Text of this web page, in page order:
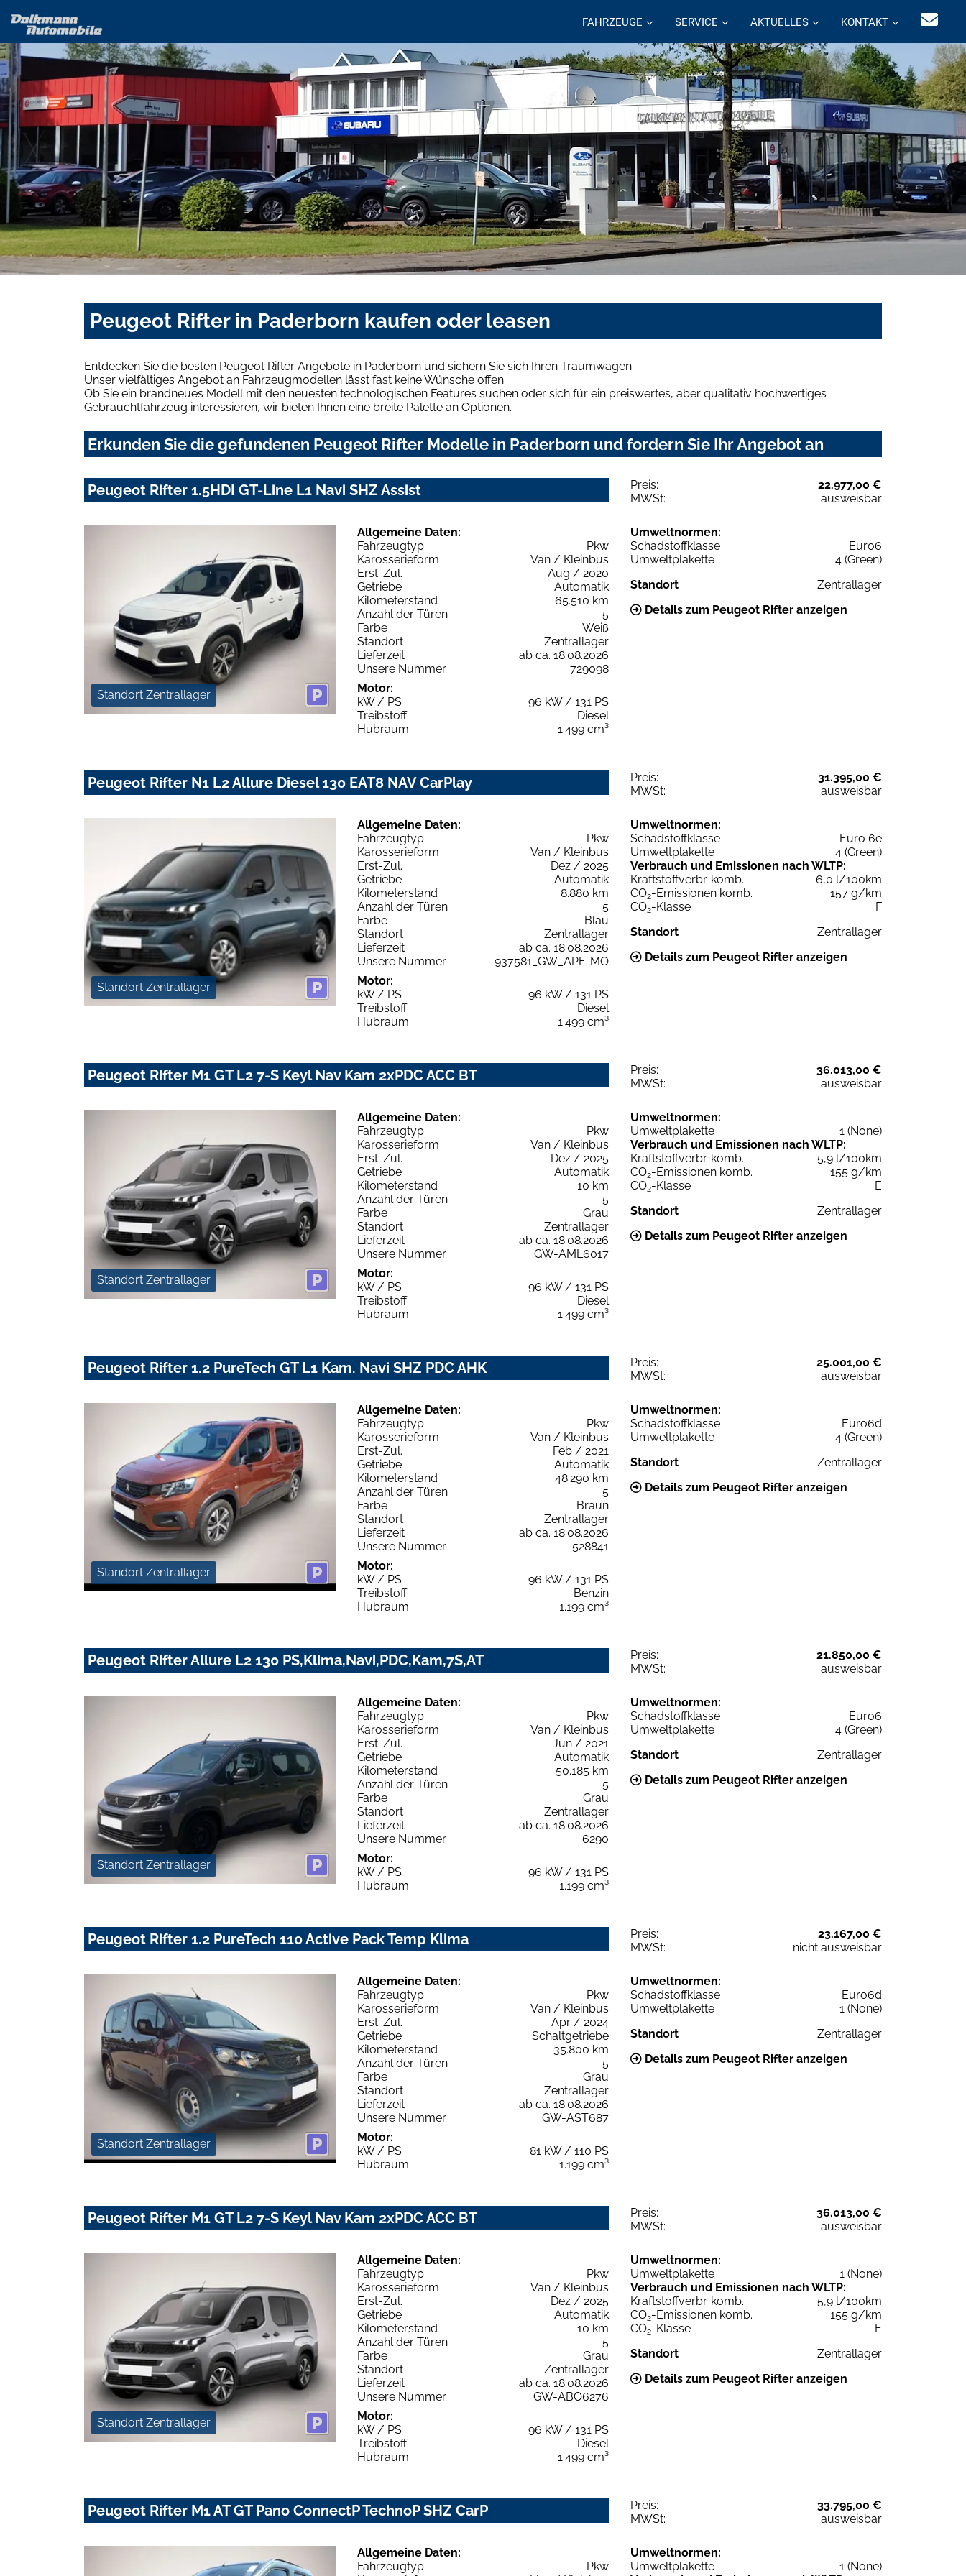
FAHRZEUGE SERVICE AKTUELLES KONTAKT
Peugeot Rifter in Paderborn kaufen oder leasen
Entdecken Sie die besten Peugeot Rifter Angebote in Paderborn und sichern Sie sich Ihren Traumwagen.
Unser vielfältiges Angebot an Fahrzeugmodellen lässt fast keine Wünsche offen.
Ob Sie ein brandneues Modell mit den neuesten technologischen Features suchen oder sich für ein preiswertes, aber qualitativ hochwertiges
Gebrauchtfahrzeug interessieren, wir bieten Ihnen eine breite Palette an Optionen.
Erkunden Sie die gefundenen Peugeot Rifter Modelle in Paderborn und fordern Sie Ihr Angebot an
Peugeot Rifter 1.5HDI GT-Line L1 Navi SHZ Assist Preis:
22.977,00 €
MWSt:
ausweisbar
Standort Zentrallager
Allgemeine Daten:
Fahrzeugtyp
Pkw
Karosserieform
Van / Kleinbus
Erst-Zul.
Aug / 2020
Getriebe
Automatik
Kilometerstand
65.510 km
Anzahl der Türen
5
Farbe
Weiß
Standort
Zentrallager
Lieferzeit
ab ca. 18.08.2026
Unsere Nummer
729098
Motor:
kW / PS
96 kW / 131 PS
Treibstoff
Diesel
Hubraum
1.499 cm³
Umweltnormen:
Schadstoffklasse
Euro6
Umweltplakette
4 (Green)
Standort
Zentrallager
Details zum Peugeot Rifter anzeigen
Peugeot Rifter N1 L2 Allure Diesel 130 EAT8 NAV CarPlay Preis:
31.395,00 €
MWSt:
ausweisbar
Standort Zentrallager
Allgemeine Daten:
Fahrzeugtyp
Pkw
Karosserieform
Van / Kleinbus
Erst-Zul.
Dez / 2025
Getriebe
Automatik
Kilometerstand
8.880 km
Anzahl der Türen
5
Farbe
Blau
Standort
Zentrallager
Lieferzeit
ab ca. 18.08.2026
Unsere Nummer
937581_GW_APF-MO
Motor:
kW / PS
96 kW / 131 PS
Treibstoff
Diesel
Hubraum
1.499 cm³
Umweltnormen:
Schadstoffklasse
Euro 6e
Umweltplakette
4 (Green)
Verbrauch und Emissionen nach WLTP:
Kraftstoffverbr. komb.
6,0 l/100km
CO2-Emissionen komb.
157 g/km
CO2-Klasse
F
Standort
Zentrallager
Details zum Peugeot Rifter anzeigen
Peugeot Rifter M1 GT L2 7-S Keyl Nav Kam 2xPDC ACC BT Preis:
36.013,00 €
MWSt:
ausweisbar
Standort Zentrallager
Allgemeine Daten:
Fahrzeugtyp
Pkw
Karosserieform
Van / Kleinbus
Erst-Zul.
Dez / 2025
Getriebe
Automatik
Kilometerstand
10 km
Anzahl der Türen
5
Farbe
Grau
Standort
Zentrallager
Lieferzeit
ab ca. 18.08.2026
Unsere Nummer
GW-AML6017
Motor:
kW / PS
96 kW / 131 PS
Treibstoff
Diesel
Hubraum
1.499 cm³
Umweltnormen:
Umweltplakette
1 (None)
Verbrauch und Emissionen nach WLTP:
Kraftstoffverbr. komb.
5,9 l/100km
CO2-Emissionen komb.
155 g/km
CO2-Klasse
E
Standort
Zentrallager
Details zum Peugeot Rifter anzeigen
Peugeot Rifter 1.2 PureTech GT L1 Kam. Navi SHZ PDC AHK Preis:
25.001,00 €
MWSt:
ausweisbar
Standort Zentrallager
Allgemeine Daten:
Fahrzeugtyp
Pkw
Karosserieform
Van / Kleinbus
Erst-Zul.
Feb / 2021
Getriebe
Automatik
Kilometerstand
48.290 km
Anzahl der Türen
5
Farbe
Braun
Standort
Zentrallager
Lieferzeit
ab ca. 18.08.2026
Unsere Nummer
528841
Motor:
kW / PS
96 kW / 131 PS
Treibstoff
Benzin
Hubraum
1.199 cm³
Umweltnormen:
Schadstoffklasse
Euro6d
Umweltplakette
4 (Green)
Standort
Zentrallager
Details zum Peugeot Rifter anzeigen
Peugeot Rifter Allure L2 130 PS,Klima,Navi,PDC,Kam,7S,AT Preis:
21.850,00 €
MWSt:
ausweisbar
Standort Zentrallager
Allgemeine Daten:
Fahrzeugtyp
Pkw
Karosserieform
Van / Kleinbus
Erst-Zul.
Jun / 2021
Getriebe
Automatik
Kilometerstand
50.185 km
Anzahl der Türen
5
Farbe
Grau
Standort
Zentrallager
Lieferzeit
ab ca. 18.08.2026
Unsere Nummer
6290
Motor:
kW / PS
96 kW / 131 PS
Hubraum
1.199 cm³
Umweltnormen:
Schadstoffklasse
Euro6
Umweltplakette
4 (Green)
Standort
Zentrallager
Details zum Peugeot Rifter anzeigen
Peugeot Rifter 1.2 PureTech 110 Active Pack Temp Klima Preis:
23.167,00 €
MWSt:
nicht ausweisbar
Standort Zentrallager
Allgemeine Daten:
Fahrzeugtyp
Pkw
Karosserieform
Van / Kleinbus
Erst-Zul.
Apr / 2024
Getriebe
Schaltgetriebe
Kilometerstand
35.800 km
Anzahl der Türen
5
Farbe
Grau
Standort
Zentrallager
Lieferzeit
ab ca. 18.08.2026
Unsere Nummer
GW-AST687
Motor:
kW / PS
81 kW / 110 PS
Hubraum
1.199 cm³
Umweltnormen:
Schadstoffklasse
Euro6d
Umweltplakette
1 (None)
Standort
Zentrallager
Details zum Peugeot Rifter anzeigen
Peugeot Rifter M1 GT L2 7-S Keyl Nav Kam 2xPDC ACC BT Preis:
36.013,00 €
MWSt:
ausweisbar
Standort Zentrallager
Allgemeine Daten:
Fahrzeugtyp
Pkw
Karosserieform
Van / Kleinbus
Erst-Zul.
Dez / 2025
Getriebe
Automatik
Kilometerstand
10 km
Anzahl der Türen
5
Farbe
Grau
Standort
Zentrallager
Lieferzeit
ab ca. 18.08.2026
Unsere Nummer
GW-ABO6276
Motor:
kW / PS
96 kW / 131 PS
Treibstoff
Diesel
Hubraum
1.499 cm³
Umweltnormen:
Umweltplakette
1 (None)
Verbrauch und Emissionen nach WLTP:
Kraftstoffverbr. komb.
5,9 l/100km
CO2-Emissionen komb.
155 g/km
CO2-Klasse
E
Standort
Zentrallager
Details zum Peugeot Rifter anzeigen
Peugeot Rifter M1 AT GT Pano ConnectP TechnoP SHZ CarP Preis:
33.795,00 €
MWSt:
ausweisbar
Allgemeine Daten:
Fahrzeugtyp
Pkw
Umweltnormen:
Umweltplakette
1 (None)